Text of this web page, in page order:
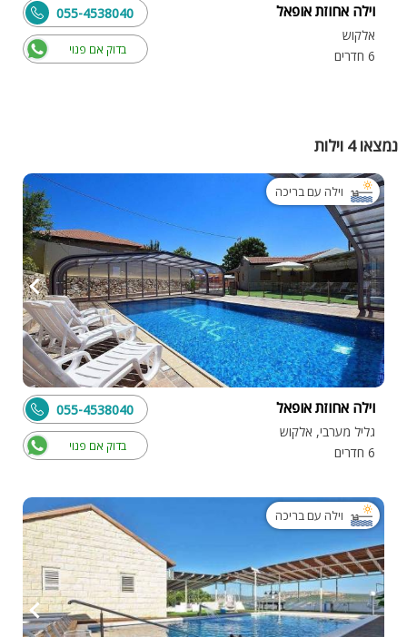
וילה אחוזת אופאל
אלקוש
6 חדרים
בדוק אם פנוי
055-4538040
נמצאו 4 וילות
וילה עם בריכה
וילה אחוזת אופאל
גליל מערבי, אלקוש
6 חדרים
בדוק אם פנוי
055-4538040
וילה עם בריכה